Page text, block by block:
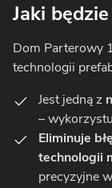
Jaki
Dom Parterowy
technologii
Jest jedną z
–
Eliminuje
technologii
precyzyjne